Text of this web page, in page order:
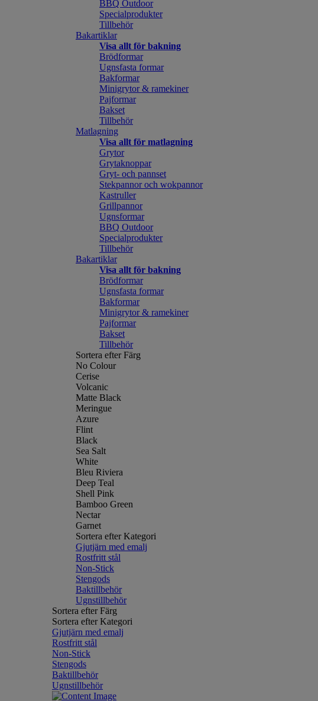
BBQ Outdoor
Specialprodukter
Tillbehör
Bakartiklar
Visa allt för bakning
Brödformar
Ugnsfasta formar
Bakformar
Minigrytor & ramekiner
Pajformar
Bakset
Tillbehör
Matlagning
Visa allt för matlagning
Grytor
Grytaknoppar
Gryt- och pannset
Stekpannor och wokpannor
Kastruller
Grillpannor
Ugnsformar
BBQ Outdoor
Specialprodukter
Tillbehör
Bakartiklar
Visa allt för bakning
Brödformar
Ugnsfasta formar
Bakformar
Minigrytor & ramekiner
Pajformar
Bakset
Tillbehör
Sortera efter Färg
No Colour
Cerise
Volcanic
Matte Black
Meringue
Azure
Flint
Black
Sea Salt
White
Bleu Riviera
Deep Teal
Shell Pink
Bamboo Green
Nectar
Garnet
Sortera efter Kategori
Gjutjärn med emalj
Rostfritt stål
Non-Stick
Stengods
Baktillbehör
Ugnstillbehör
Sortera efter Färg
Sortera efter Kategori
Gjutjärn med emalj
Rostfritt stål
Non-Stick
Stengods
Baktillbehör
Ugnstillbehör